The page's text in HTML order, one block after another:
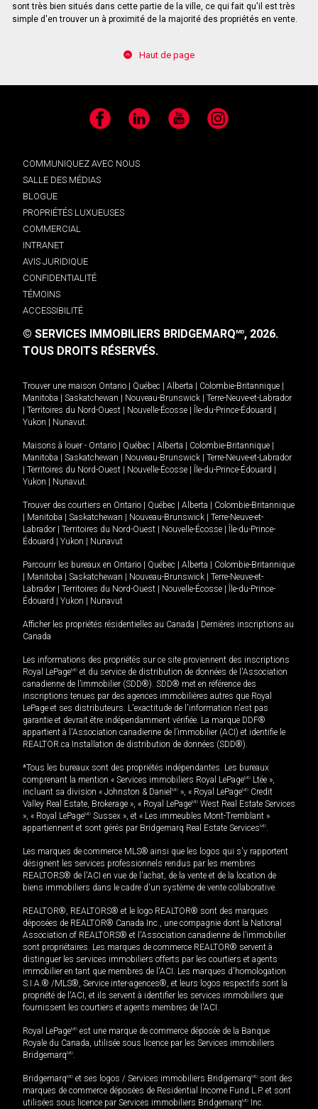
sont très bien situés dans cette partie de la ville, ce qui fait qu'il est très
simple d'en trouver un à proximité de la majorité des propriétés en vente.
Haut de page
Facebook LinkedIn YouTube Instagram
COMMUNIQUEZ AVEC NOUS
SALLE DES MÉDIAS
BLOGUE
PROPRIÉTÉS LUXUEUSES
COMMERCIAL
INTRANET
AVIS JURIDIQUE
CONFIDENTIALITÉ
TÉMOINS
ACCESSIBILITÉ
© SERVICES IMMOBILIERS BRIDGEMARQMD, 2026.
TOUS DROITS RÉSERVÉS.
Trouver une maison Ontario | Québec | Alberta | Colombie-Britannique |
Manitoba | Saskatchewan | Nouveau-Brunswick | Terre-Neuve-et-Labrador
| Territoires du Nord-Ouest | Nouvelle-Écosse | Île-du-Prince-Édouard |
Yukon | Nunavut
Maisons à louer - Ontario | Québec | Alberta | Colombie-Britannique |
Manitoba | Saskatchewan | Nouveau-Brunswick | Terre-Neuve-et-Labrador
| Territoires du Nord-Ouest | Nouvelle-Écosse | Île-du-Prince-Édouard |
Yukon | Nunavut
Trouver des courtiers en Ontario | Québec | Alberta | Colombie-Britannique
| Manitoba | Saskatchewan | Nouveau-Brunswick | Terre-Neuve-et-
Labrador | Territoires du Nord-Ouest | Nouvelle-Écosse | Île-du-Prince-
Édouard | Yukon | Nunavut
Parcourir les bureaux en Ontario | Québec | Alberta | Colombie-Britannique
| Manitoba | Saskatchewan | Nouveau-Brunswick | Terre-Neuve-et-
Labrador | Territoires du Nord-Ouest | Nouvelle-Écosse | Île-du-Prince-
Édouard | Yukon | Nunavut
Afficher les propriétés résidentielles au Canada | Dernières inscriptions au
Canada
Les informations des propriétés sur ce site proviennent des inscriptions
Royal LePageMD et du service de distribution de données de l'Association
canadienne de l’immobilier (SDD®). SDD® met en référence des
inscriptions tenues par des agences immobilières autres que Royal
LePage et ses distributeurs. L'exactitude de l'information n'est pas
garantie et devrait être indépendamment vérifiée. La marque DDF®
appartient à l'Association canadienne de l’immobilier (ACI) et identifie le
REALTOR.ca Installation de distribution de données (SDD®).
*Tous les bureaux sont des propriétés indépendantes. Les bureaux
comprenant la mention « Services immobiliers Royal LePageMD Ltée »,
incluant sa division « Johnston & Daniel MD », « Royal LePageMD Credit
Valley Real Estate, Brokerage », « Royal LePageMD West Real Estate Services
», « Royal LePageMD Sussex », et « Les immeubles Mont-Tremblant »
appartiennent et sont gérés par Bridgemarq Real Estate ServicesMD
Les marques de commerce MLS® ainsi que les logos qui s'y rapportent
désignent les services professionnels rendus par les membres
REALTORS® de l'ACI en vue de l'achat, de la vente et de la location de
biens immobiliers dans le cadre d'un système de vente collaborative.
REALTOR®, REALTORS® et le logo REALTOR® sont des marques
déposées de REALTOR® Canada Inc., une compagnie dont la National
Association of REALTORS® et l'Association canadienne de l’immobilier
sont propriétaires. Les marques de commerce REALTOR® servent à
distinguer les services immobiliers offerts par les courtiers et agents
immobilier en tant que membres de l'ACI. Les marques d'homologation
S.I.A.® /MLS®, Service inter-agences®, et leurs logos respectifs sont la
propriété de l'ACI, et ils servent à identifier les services immobiliers que
fournissent les courtiers et agents membres de l'ACI.
Royal LePageMD est une marque de commerce déposée de la Banque
Royale du Canada, utilisée sous licence par les Services immobiliers
BridgemarqMD
BridgemarqMD et ses logos / Services immobiliers BridgemarqMD sont des
marques de commerce déposées de Residential Income Fund L.P. et sont
utilisées sous licence par Services immobiliers BridgemarqMD Inc.